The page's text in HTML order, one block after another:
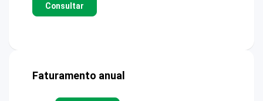
Consultar
Faturamento anual